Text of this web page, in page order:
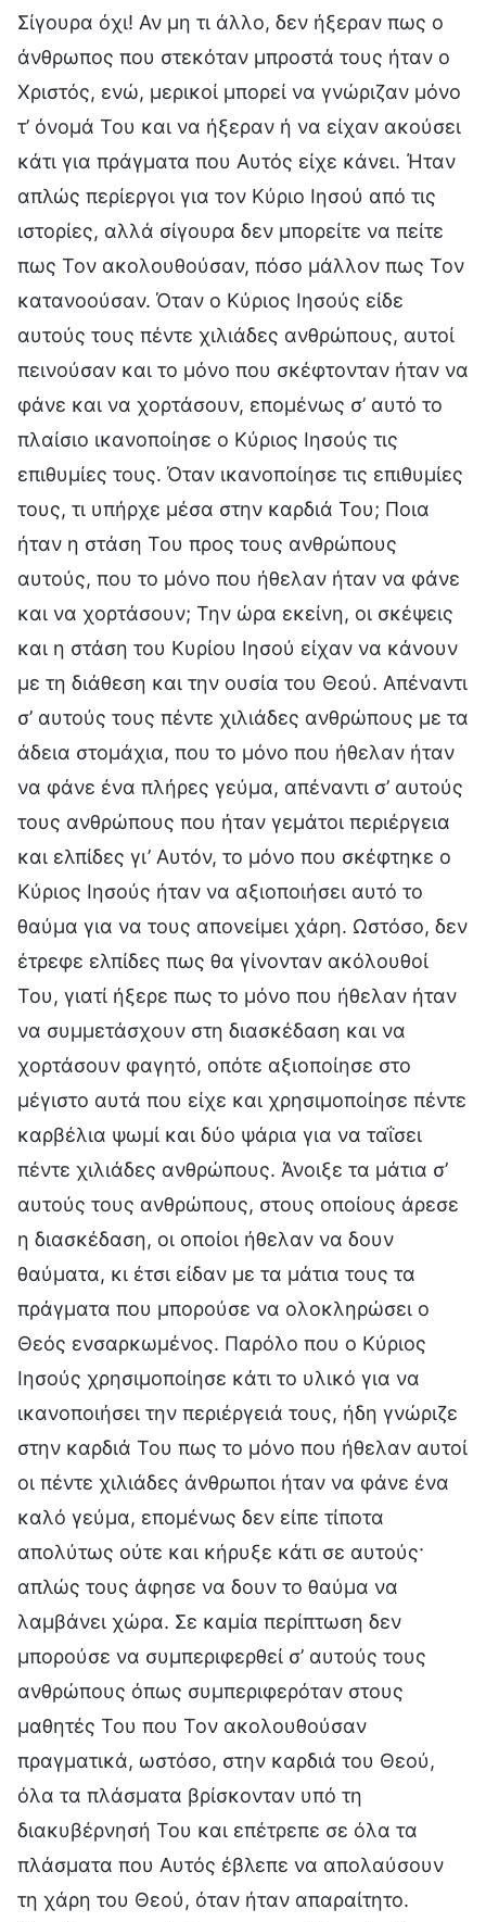
Σίγουρα όχι! Αν μη τι άλλο, δεν ήξεραν πως ο
άνθρωπος που στεκόταν μπροστά τους ήταν ο
Χριστός, ενώ, μερικοί μπορεί να γνώριζαν μόνο
τ’ όνομά Του και να ήξεραν ή να είχαν ακούσει
κάτι για πράγματα που Αυτός είχε κάνει. Ήταν
απλώς περίεργοι για τον Κύριο Ιησού από τις
ιστορίες, αλλά σίγουρα δεν μπορείτε να πείτε
πως Τον ακολουθούσαν, πόσο μάλλον πως Τον
κατανοούσαν. Όταν ο Κύριος Ιησούς είδε
αυτούς τους πέντε χιλιάδες ανθρώπους, αυτοί
πεινούσαν και το μόνο που σκέφτονταν ήταν να
φάνε και να χορτάσουν, επομένως σ’ αυτό το
πλαίσιο ικανοποίησε ο Κύριος Ιησούς τις
επιθυμίες τους. Όταν ικανοποίησε τις επιθυμίες
τους, τι υπήρχε μέσα στην καρδιά Του; Ποια
ήταν η στάση Του προς τους ανθρώπους
αυτούς, που το μόνο που ήθελαν ήταν να φάνε
και να χορτάσουν; Την ώρα εκείνη, οι σκέψεις
και η στάση του Κυρίου Ιησού είχαν να κάνουν
με τη διάθεση και την ουσία του Θεού. Απέναντι
σ’ αυτούς τους πέντε χιλιάδες ανθρώπους με τα
άδεια στομάχια, που το μόνο που ήθελαν ήταν
να φάνε ένα πλήρες γεύμα, απέναντι σ’ αυτούς
τους ανθρώπους που ήταν γεμάτοι περιέργεια
και ελπίδες γι’ Αυτόν, το μόνο που σκέφτηκε ο
Κύριος Ιησούς ήταν να αξιοποιήσει αυτό το
θαύμα για να τους απονείμει χάρη. Ωστόσο, δεν
έτρεφε ελπίδες πως θα γίνονταν ακόλουθοί
Του, γιατί ήξερε πως το μόνο που ήθελαν ήταν
να συμμετάσχουν στη διασκέδαση και να
χορτάσουν φαγητό, οπότε αξιοποίησε στο
μέγιστο αυτά που είχε και χρησιμοποίησε πέντε
καρβέλια ψωμί και δύο ψάρια για να ταΐσει
πέντε χιλιάδες ανθρώπους. Άνοιξε τα μάτια σ’
αυτούς τους ανθρώπους, στους οποίους άρεσε
η διασκέδαση, οι οποίοι ήθελαν να δουν
θαύματα, κι έτσι είδαν με τα μάτια τους τα
πράγματα που μπορούσε να ολοκληρώσει ο
Θεός ενσαρκωμένος. Παρόλο που ο Κύριος
Ιησούς χρησιμοποίησε κάτι το υλικό για να
ικανοποιήσει την περιέργειά τους, ήδη γνώριζε
στην καρδιά Του πως το μόνο που ήθελαν αυτοί
οι πέντε χιλιάδες άνθρωποι ήταν να φάνε ένα
καλό γεύμα, επομένως δεν είπε τίποτα
απολύτως ούτε και κήρυξε κάτι σε αυτούς·
απλώς τους άφησε να δουν το θαύμα να
λαμβάνει χώρα. Σε καμία περίπτωση δεν
μπορούσε να συμπεριφερθεί σ’ αυτούς τους
ανθρώπους όπως συμπεριφερόταν στους
μαθητές Του που Τον ακολουθούσαν
πραγματικά, ωστόσο, στην καρδιά του Θεού,
όλα τα πλάσματα βρίσκονταν υπό τη
διακυβέρνησή Του και επέτρεπε σε όλα τα
πλάσματα που Αυτός έβλεπε να απολαύσουν
τη χάρη του Θεού, όταν ήταν απαραίτητο.